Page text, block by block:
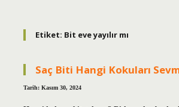
Etiket: Bit eve yayılır mı
Saç Biti Hangi Kokuları
Tarih: Kasım 30, 2024